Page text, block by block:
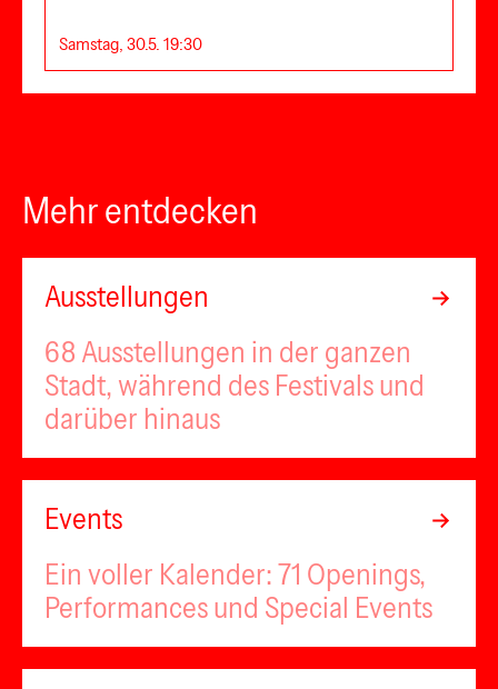
Samstag, 30.5. 19:30
Mehr entdecken
Ausstellungen
68 Ausstellungen in der ganzen
Stadt, während des Festivals und
darüber hinaus
Events
Ein voller Kalender: 71 Openings,
Performances und Special Events